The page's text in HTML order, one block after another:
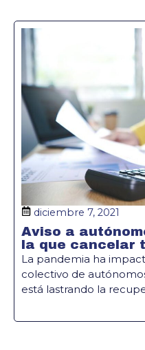
diciembre 7, 2021
Aviso a
la que cancelar
La pandemia ha
colectivo de
está lastrando la